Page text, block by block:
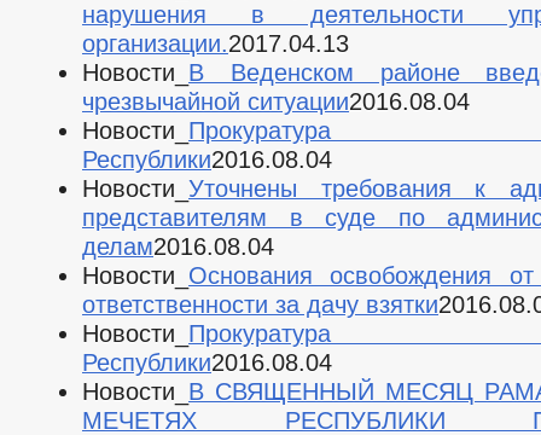
нарушения в деятельности
организации.2017.04.13
Новости_ В Веденском районе
чрезвычайной ситуации2016.08.04
Новости_ Прокуратура
Республики2016.08.04
Новости_ Уточнены требования к
представителям в суде по
делам2016.08.04
Новости_ Основания освобождения от
ответственности за дачу взятки
Новости_ Прокуратура
Республики2016.08.04
Новости_ В СВЯЩЕННЫЙ МЕСЯЦ
МЕЧЕТЯХ РЕСПУБЛИКИ